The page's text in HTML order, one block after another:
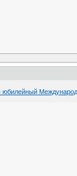
юбилейный